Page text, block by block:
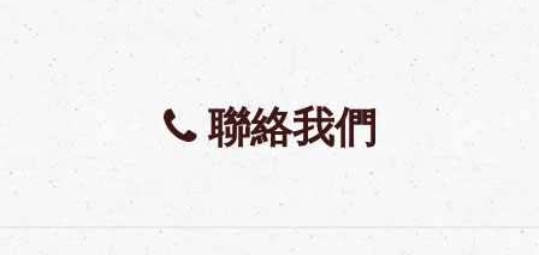
聯絡我們